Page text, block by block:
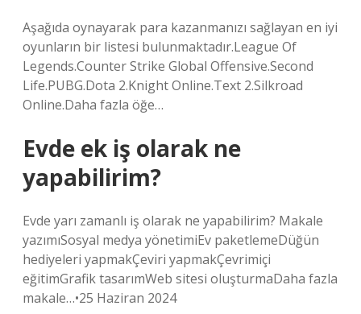
Aşağıda oynayarak para kazanmanızı sağlayan en iyi
oyunların bir listesi bulunmaktadır.League Of
Legends.Counter Strike Global Offensive.Second
Life.PUBG.Dota 2.Knight Online.Text 2.Silkroad
Online.Daha fazla öğe…
Evde ek iş olarak ne
yapabilirim?
Evde yarı zamanlı iş olarak ne yapabilirim? Makale
yazımıSosyal medya yönetimiEv paketlemeDüğün
hediyeleri yapmakÇeviri yapmakÇevrimiçi
eğitimGrafik tasarımWeb sitesi oluşturmaDaha fazla
makale…•25 Haziran 2024